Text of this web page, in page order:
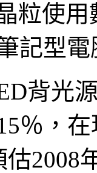
粒使
記型
背光
％，
2008